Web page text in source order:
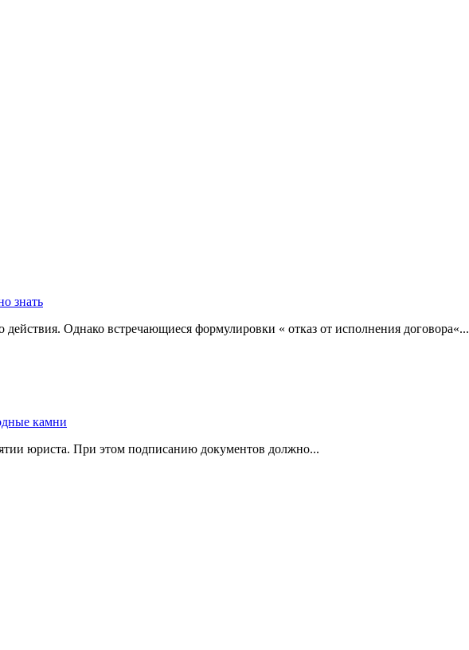
Однако встречающиеся формулировки « отказ от исполнения договора«...
юриста. При этом подписанию документов должно...